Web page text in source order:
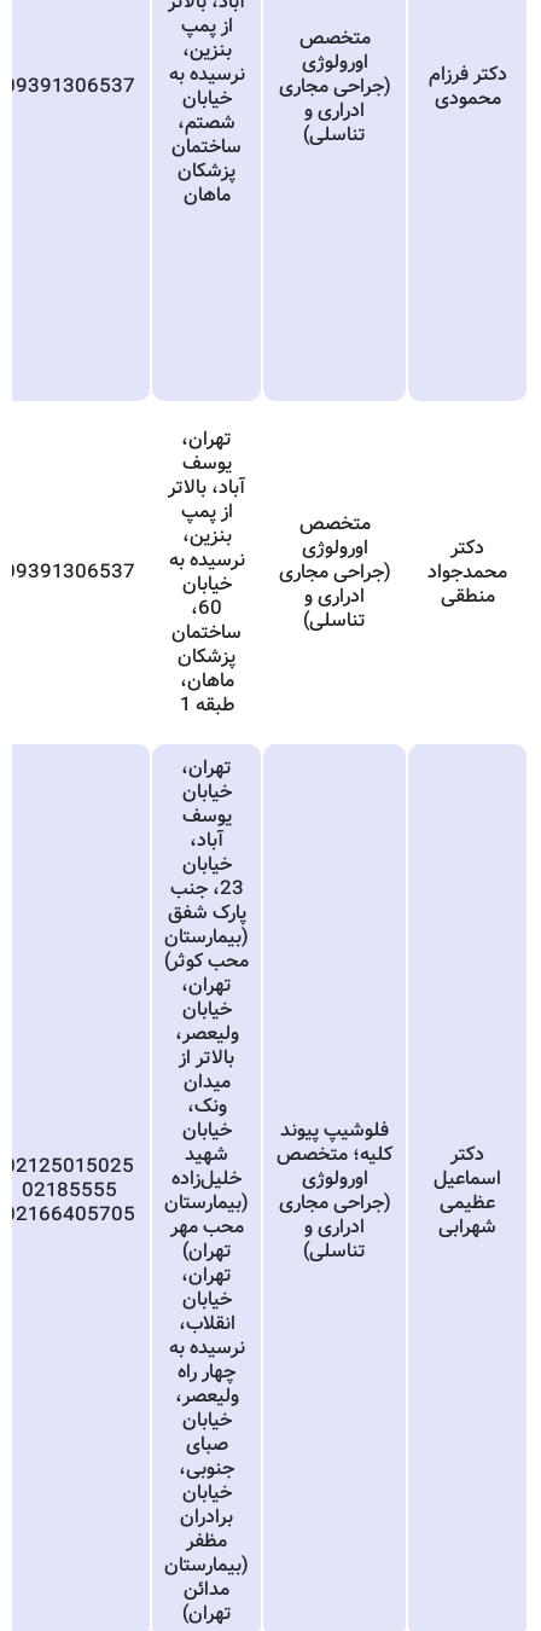
دکتر فرزام
محمودی
متخصص
اورولوژی
(جراحی مجاری
ادراری و
تناسلی)
از پمپ
بنزین،
نرسیده به
خیابان
شصتم،
ساختمان
پزشکان
ماهان
09391306537
دکتر
محمدجواد
منطقی
متخصص
اورولوژی
(جراحی مجاری
ادراری و
تناسلی)
تهران،
یوسف
آباد، بالاتر
از پمپ
بنزین،
نرسیده به
خیابان
60،
ساختمان
پزشکان
ماهان،
طبقه 1
09391306537
دکتر
اسماعیل
عظیمی
شهرابی
فلوشیپ پیوند
کلیه؛ متخصص
اورولوژی
(جراحی مجاری
ادراری و
تناسلی)
تهران،
خیابان
یوسف
آباد،
خیابان
23، جنب
پارک شفق
(بیمارستان
محب کوثر)
تهران،
خیابان
ولیعصر،
بالاتر از
میدان
ونک،
خیابان
شهید
خلیل‌زاده
(بیمارستان
محب مهر
تهران)
تهران،
خیابان
انقلاب،
نرسیده به
چهار راه
ولیعصر،
خیابان
صبای
جنوبی،
خیابان
برادران
مظفر
(بیمارستان
مدائن
تهران)
02125015025
02185555
02166405705